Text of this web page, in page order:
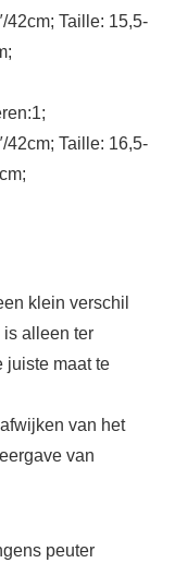
42cm; Taille: 15,5-
42cm; Taille: 16,5-
klein verschil
is alleen ter
juiste maat te
van het
van
peuter